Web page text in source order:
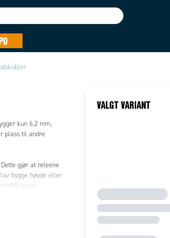
kun 6,2 mm,
plass til andre
gjør at releene
bygge høyde eller
HMI panel.
går ann å vende
VALGT VARIANT